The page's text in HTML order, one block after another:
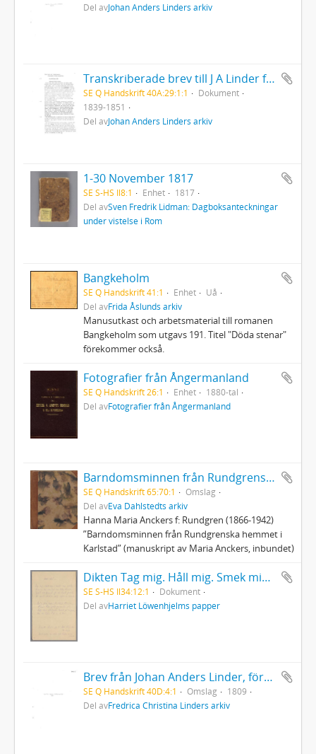
Del avJohan Anders Linders arkiv
Transkriberade brev till J A Linder från Hanna och Louisa Leijel
SE Q Handskrift 40A:29:1:1
Dokument
1839-1851
Del avJohan Anders Linders arkiv
1-30 November 1817
SE S-HS Il8:1 Enhet
1817
Del avSven Fredrik Lidman: Dagboksanteckningar
under vistelse i Rom
Bangkeholm
SE Q Handskrift 41:1 Enhet
Uå
Del avFrida Åslunds arkiv
Manusutkast och arbetsmaterial till romanen
Bangkeholm som utgavs 191. Titel "Döda stenar"
förekommer också.
Fotografier från Ångermanland
SE Q Handskrift 26:1 Enhet
1880-tal
Del avFotografier från Ångermanland
Barndomsminnen från Rundgrenska hemmet i Karlstad
SE Q Handskrift 65:70:1
Omslag
Del avEva Dahlstedts arkiv
Hanna Maria Anckers f: Rundgren (1866-1942)
”Barndomsminnen från Rundgrenska hemmet i
Karlstad” (manuskript av Maria Anckers, inbundet)
Dikten Tag mig. Håll mig. Smek mig sakta
SE S-HS Il34:12:1
Dokument
Del avHarriet Löwenhjelms papper
Brev från Johan Anders Linder, första årgången
SE Q Handskrift 40D:4:1 Omslag
1809
Del avFredrica Christina Linders arkiv